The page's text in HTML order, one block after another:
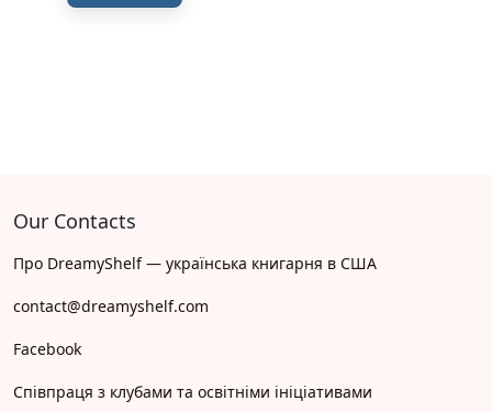
Our Contacts
Про DreamyShelf — українська книгарня в США
contact@dreamyshelf.com
Facebook
Співпраця з клубами та освітніми ініціативами